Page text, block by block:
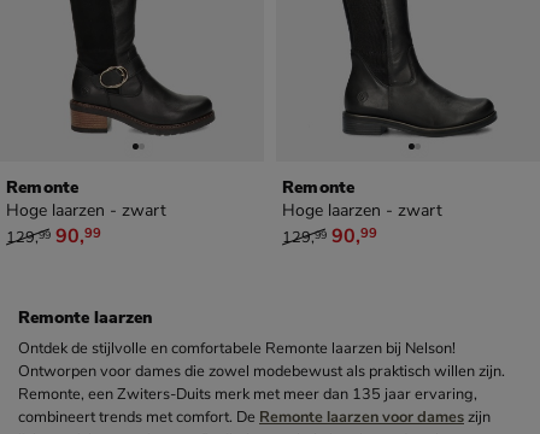
Remonte
Hoge laarzen - zwart
van € 129,99 voor € 90,99
129,99 90,99
Remonte
Hoge laarzen - zwart
van € 129,99 voor € 90,99
129,99 90,99
Remonte laarzen
Ontdek de stijlvolle en comfortabele Remonte laarzen bij Nelson!
Ontworpen voor dames die zowel modebewust als praktisch willen zijn.
Remonte, een Zwiters-Duits merk met meer dan 135 jaar ervaring,
combineert trends met comfort. De Remonte laarzen voor dameszijn